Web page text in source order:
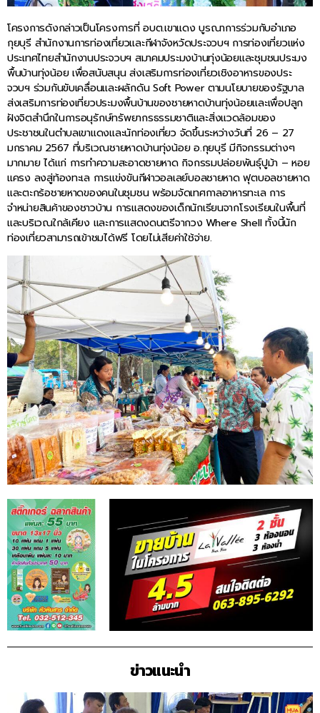
โครงการดังกล่าวเป็นโครงการที่ อบต.เขาแดง บูรณาการร่วมกับอำเภอ
กุยบุรี สำนักงานการท่องเที่ยวและกีฬาจังหวัดประจวบฯ การท่องเที่ยวแห่ง
ประเทศไทยสำนักงานประจวบฯ สมาคมประมงบ้านทุ่งน้อยและชุมชนประมง
พื้นบ้านทุ่งน้อย เพื่อสนับสนุน ส่งเสริมการท่องเที่ยวเชิงอาหารของประ
จวบฯ ร่วมกันขับเคลื่อนและผลักดัน Soft Power ตามนโยบายของรัฐบาล
ส่งเสริมการท่องเที่ยวประมงพื้นบ้านของชายหาดบ้านทุ่งน้อยและเพื่อปลูก
ฝังจิตสำนึกในการอนุรักษ์ทรัพยากรธรรมชาติและสิ่งแวดล้อมของ
ประชาชนในตำบลเขาแดงและนักท่องเที่ยว จัดขึ้นระหว่างวันที่ 26 – 27
มกราคม 2567 ที่บริเวณชายหาดบ้านทุ่งน้อย อ.กุยบุรี มีกิจกรรมต่างๆ
มากมาย ได้แก่ การทำความสะอาดชายหาด กิจกรรมปล่อยพันธุ์ปูม้า – หอย
แครง ลงสู่ท้องทะเล การแข่งขันกีฬาวอลเลย์บอลชายหาด ฟุตบอลชายหาด
และตะกร้อชายหาดของคนในชุมชน พร้อมจัดเทศกาลอาหารทะเล การ
จำหน่ายสินค้าของชาวบ้าน การแสดงของเด็กนักเรียนจากโรงเรียนในพื้นที่
และบริเวณใกล้เคียง และการแสดงดนตรีจากวง Where Shell ทั้งนี้นัก
ท่องเที่ยวสามารถเข้าชมได้ฟรี โดยไม่เสียค่าใช้จ่าย.
ข่าวแนะนำ